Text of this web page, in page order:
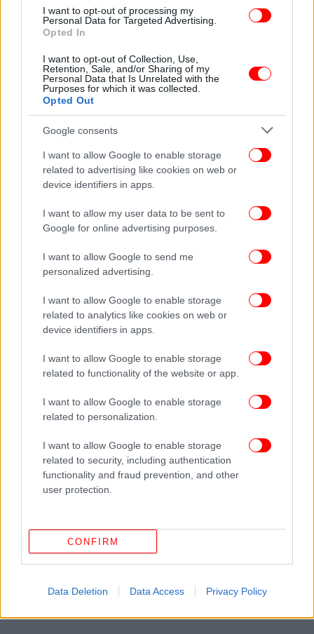
I want to opt-out of processing my
Personal Data for Targeted Advertising.
Opted In
I want to opt-out of Collection, Use,
Retention, Sale, and/or Sharing of my
Personal Data that Is Unrelated with the
Purposes for which it was collected.
Opted Out
Google consents
I want to allow Google to enable storage
related to advertising like cookies on web or
device identifiers in apps.
I want to allow my user data to be sent to
Google for online advertising purposes.
I want to allow Google to send me
personalized advertising.
I want to allow Google to enable storage
related to analytics like cookies on web or
device identifiers in apps.
I want to allow Google to enable storage
related to functionality of the website or app.
I want to allow Google to enable storage
related to personalization.
I want to allow Google to enable storage
related to security, including authentication
functionality and fraud prevention, and other
user protection.
CONFIRM
Data Deletion Data Access Privacy Policy
ΔΕΙΤΕ ΕΠΙΣΗΣ